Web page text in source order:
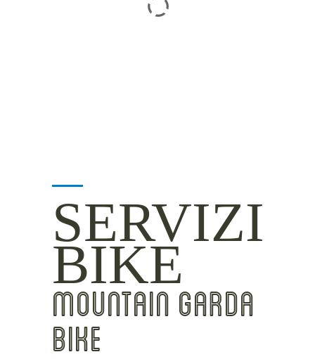
ROVERETO M.BALDO V/GRESTA
SERVIZI
BIKE
MOUNTAIN GARDA
BIKE